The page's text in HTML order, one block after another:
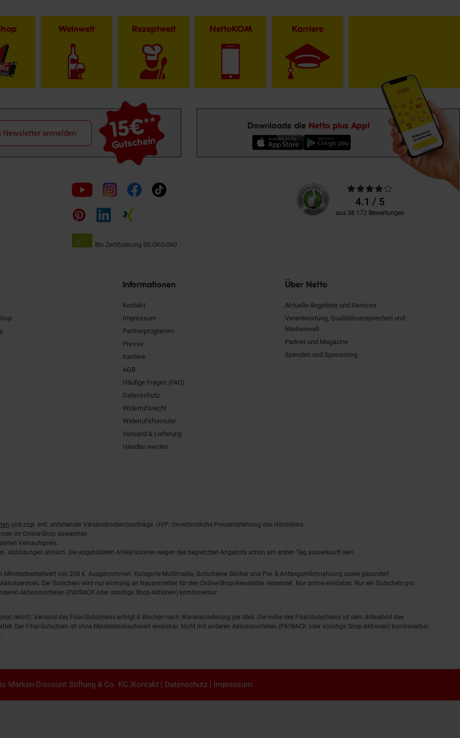
Weinwelt Rezeptwelt NettoKOM Karriere
15€**
Gutschein
Newsletter anmelden
Downloade die Netto plus App!
Folge
uns
auf
Bio Zertifizierung DE-ÖKO-060
Unsere
Kundenbewertungen
Durchschnittliche
Bewertungen4.1 / 5
aus 36.172 Bewertungen
Informationen
Kontakt
Impressum
Partnerprogramm
Presse
Karriere
AGB
Häufige Fragen (FAQ)
Datenschutz
Widerrufsrecht
Widerrufsformular
Versand & Lieferung
Händler werden
Über Netto
Aktuelle Angebote und Services
Verantwortung, Qualitätsversprechen und
Markenwelt
Partner und Magazine
Spenden und Sponsoring
und zzgl. evtl. anfallender Versandkostenzuschläge. UVP: Unverbindliche Preisempfehlung des Herstellers.
im Online-Shop abweichen.
Verkaufspreis.
Abbildungen ähnlich. Die abgebildeten Artikel können wegen des begrenzten Angebots schon am ersten Tag ausverkauft sein.
von 200 €. Ausgenommen: Kategorie Multimedia, Gutscheine, Bücher und Pre- & Anfangsmilchnahrung sowie gesondert
Der Gutschein wird nur einmalig an Neuanmelder für den Online-Shop-Newsletter versendet. Nur online einlösbar. Nur ein Gutschein pro
Aktionsvorteilen (PAYBACK oder sonstige Shop-Aktionen) kombinierbar.
reicht). Versand des Filial-Gutscheins erfolgt 4 Wochen nach Warenanlieferung per Mail. Die Höhe des Filial-Gutscheins ist dem Artikelbild des
Der Filial-Gutschein ist ohne Mindesteinkaufswert einlösbar. Nicht mit anderen Aktionsvorteilen (PAYBACK oder sonstige Shop-Aktionen) kombinierbar.
Marken-Discount Stiftung & Co. KG |Kontakt | Datenschutz| Impressum